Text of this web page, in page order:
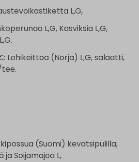
L,G,
L,G, Kasviksia L,G,
Lohikeittoa (Norja) L,G, salaatti,
(Suomi) kevätsipulilla,
ja Soijamajoa L,